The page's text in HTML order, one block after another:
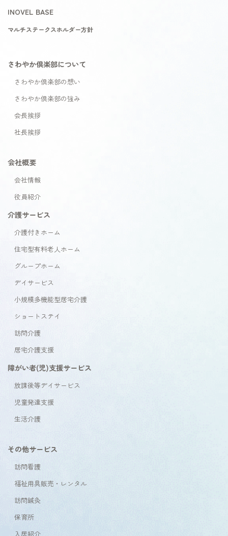
INOVEL BASE
マルチステークスホルダー方針
さわやか倶楽部について
さわやか倶楽部の想い
さわやか倶楽部の強み
会長挨拶
社長挨拶
会社概要
会社情報
役員紹介
介護サービス
介護付きホーム
住宅型有料老人ホーム
グループホーム
デイサービス
小規模多機能型居宅介護
ショートステイ
訪問介護
居宅介護支援
障がい者(児)支援サービス
放課後等デイサービス
児童発達支援
生活介護
その他サービス
訪問看護
福祉用具販売・レンタル
訪問鍼灸
保育所
入居紹介